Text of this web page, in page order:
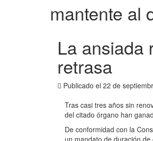
mantente al
La ansiada
retrasa
Publicado el 22 de
Tras casi tres años sin
del citado órgano han
De conformidad con la
un mandato de duración